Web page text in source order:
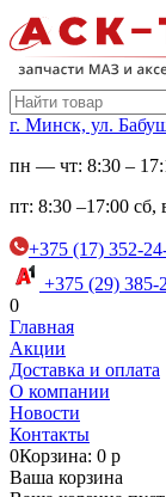
г. Минск, ул.
пн — чт: 8:30 –
пт: 8:30 –17:00 сб,
+375 (17) 352-
+375 (29) 385-
0
Главная
Акции
Доставка и оплата
О компании
Новости
Контакты
0Корзина: 0 р
Ваша корзина